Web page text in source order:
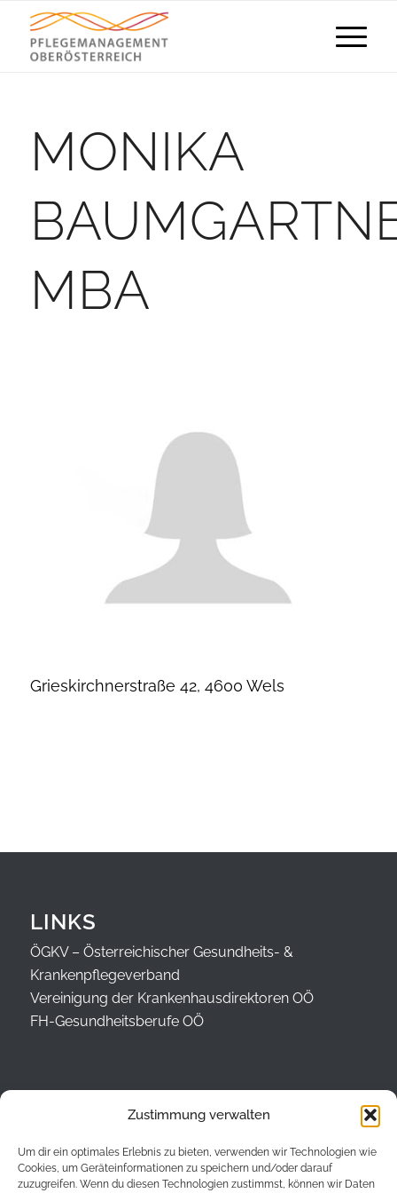
Zustimmung verwalten
Um dir ein optimales Erlebnis zu bieten, verwenden wir Technologien wie
Cookies, um Geräteinformationen zu speichern und/oder darauf
zuzugreifen. Wenn du diesen Technologien zustimmst, können wir Daten
MONIKA
MBA
Grieskirchnerstraße 42, 4600 Wels
LINKS
ÖGKV – Österreichischer Gesundheits- &
Krankenpflegeverband
Vereinigung der Krankenhausdirektoren OÖ
FH-Gesundheitsberufe OÖ
Intern